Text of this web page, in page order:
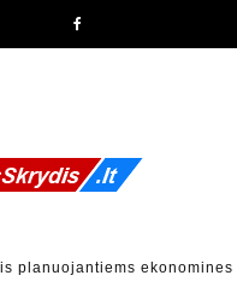
planuojantiems ekonomines